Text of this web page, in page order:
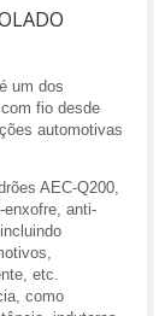
um dos
fio desde
automotivas
AEC-Q200,
anti-
etc.
como